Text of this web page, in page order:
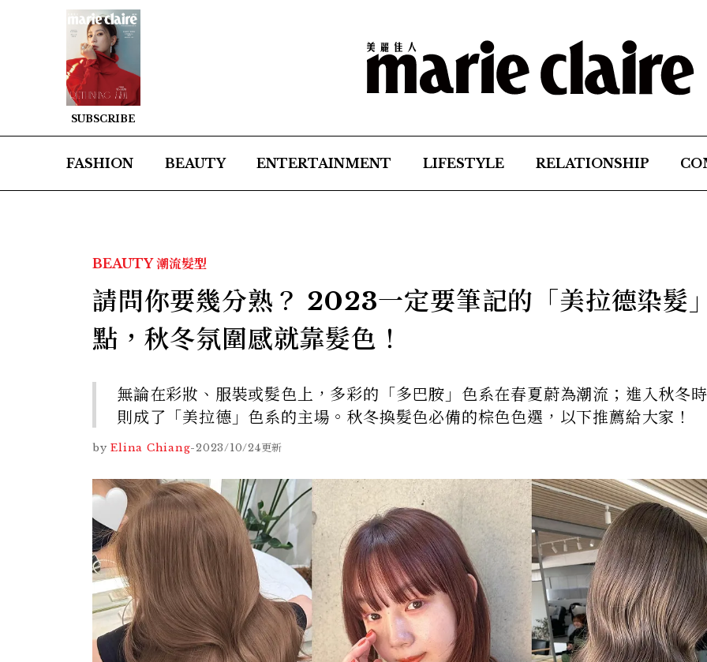
SUBSCRIBE
FASHION BEAUTY ENTERTAINMENT LIFESTYLE RELATIONSHIP
BEAUTY 潮流髮型
請問你要幾分熟？ 2023一定要筆記的「美拉德染髮
點，秋冬氛圍感就靠髮色！
無論在彩妝、服裝或髮色上，多彩的「多巴胺」色系在春夏蔚為潮流；進入秋冬
則成了「美拉德」色系的主場。秋冬換髮色必備的棕色色選，以下推薦給大家！
by Elina Chiang-2023/10/24更新